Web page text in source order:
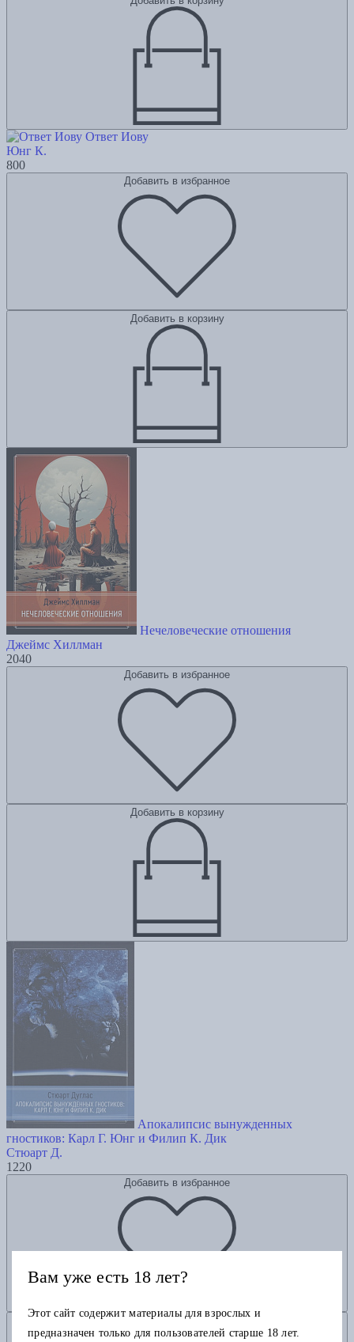
Ответ Иову
Юнг К.
800
Добавить в избранное
Добавить в корзину
Нечеловеческие отношения
Джеймс Хиллман
2040
Добавить в избранное
Добавить в корзину
Апокалипсис вынужденных
гностиков: Карл Г. Юнг и Филип К. Дик
Стюарт Д.
1220
Добавить в избранное
Добавить в корзину
Вам уже есть 18 лет?
Этот сайт содержит материалы для взрослых и
предназначен только для пользователей старше 18 лет.